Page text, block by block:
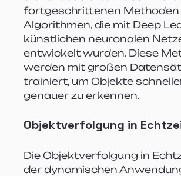
fortgeschrittenen Methoden
Algorithmen, die mit Deep
künstlichen neuronalen
entwickelt wurden. Diese
werden mit großen
trainiert, um Objekte
genauer zu erkennen.
Objektverfolgung in
Die Objektverfolgung in
der dynamischen